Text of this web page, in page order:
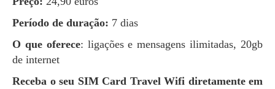
Período de duração: 7 dias
O que oferece: ligações e mensagens ilimitadas, 20gb
de internet
Receba o seu SIM Card Travel Wifi diretamente em